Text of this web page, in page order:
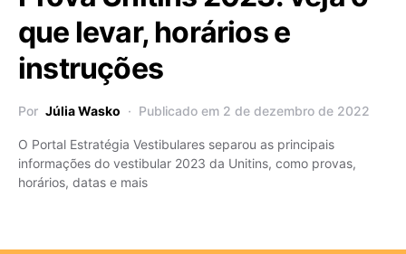
que levar, horários e
instruções
Por Júlia Wasko Publicado em 2 de dezembro de 2022
O Portal Estratégia Vestibulares separou as principais
informações do vestibular 2023 da Unitins, como provas,
horários, datas e mais